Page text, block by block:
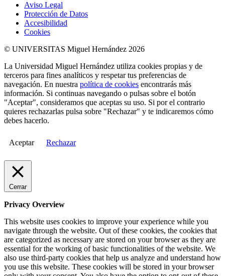
Aviso Legal
Protección de Datos
Accesibilidad
Cookies
© UNIVERSITAS Miguel Hernández 2026
La Universidad Miguel Hernández utiliza cookies propias y de
terceros para fines analíticos y respetar tus preferencias de
navegación. En nuestra política de cookies encontrarás más
información. Si continuas navegando o pulsas sobre el botón
"Aceptar", consideramos que aceptas su uso. Si por el contrario
quieres rechazarlas pulsa sobre "Rechazar" y te indicaremos cómo
debes hacerlo.
Aceptar Rechazar
Cerrar
Privacy Overview
This website uses cookies to improve your experience while you
navigate through the website. Out of these cookies, the cookies that
are categorized as necessary are stored on your browser as they are
essential for the working of basic functionalities of the website. We
also use third-party cookies that help us analyze and understand how
you use this website. These cookies will be stored in your browser